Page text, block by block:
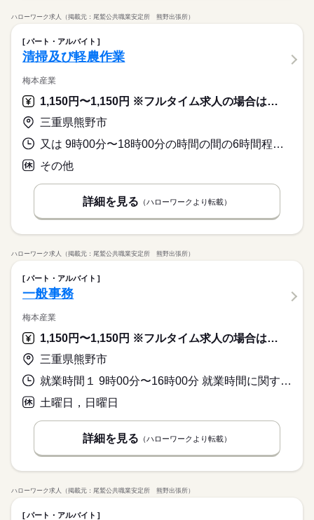
ハローワーク求人（掲載元：尾鷲公共職業安定所 熊野出張所）
パート・アルバイト
清掃及び軽農作業
梅本産業
1,150円〜1,150円 ※フルタイム求人の場合は月額（換算額）、パート求人の場合は時間額を表示しています。
三重県熊野市
又は 9時00分〜18時00分の時間の間の6時間程度 就業時間に関する特記事項 勤務時間数により休憩を付与
その他
詳細を見る （ハローワークより転載）
ハローワーク求人（掲載元：尾鷲公共職業安定所 熊野出張所）
パート・アルバイト
一般事務
梅本産業
1,150円〜1,150円 ※フルタイム求人の場合は月額（換算額）、パート求人の場合は時間額を表示しています。
三重県熊野市
就業時間１ 9時00分〜16時00分 就業時間に関する特記事項 勤務時間は相談に応じます。
土曜日，日曜日
詳細を見る （ハローワークより転載）
ハローワーク求人（掲載元：尾鷲公共職業安定所 熊野出張所）
パート・アルバイト